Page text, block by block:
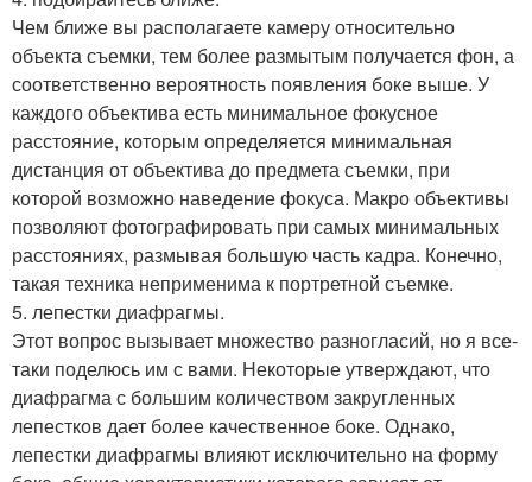
Чем ближе вы располагаете камеру относительно
объекта съемки, тем более размытым получается фон, а
соответственно вероятность появления боке выше. У
каждого объектива есть минимальное фокусное
расстояние, которым определяется минимальная
дистанция от объектива до предмета съемки, при
которой возможно наведение фокуса. Макро объективы
позволяют фотографировать при самых минимальных
расстояниях, размывая большую часть кадра. Конечно,
такая техника неприменима к портретной съемке.
5. лепестки диафрагмы.
Этот вопрос вызывает множество разногласий, но я все-
таки поделюсь им с вами. Некоторые утверждают, что
диафрагма с большим количеством закругленных
лепестков дает более качественное боке. Однако,
лепестки диафрагмы влияют исключительно на форму